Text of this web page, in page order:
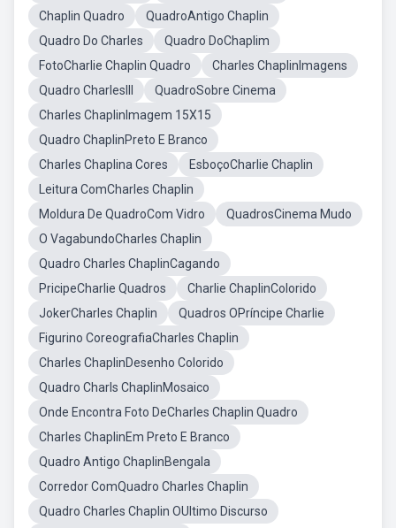
Chaplin Quadro
QuadroAntigo Chaplin
Quadro Do Charles
Quadro DoChaplim
FotoCharlie Chaplin Quadro
Charles ChaplinImagens
Quadro CharlesIII
QuadroSobre Cinema
Charles ChaplinImagem 15X15
Quadro ChaplinPreto E Branco
Charles Chaplina Cores
EsboçoCharlie Chaplin
Leitura ComCharles Chaplin
Moldura De QuadroCom Vidro
QuadrosCinema Mudo
O VagabundoCharles Chaplin
Quadro Charles ChaplinCagando
PricipeCharlie Quadros
Charlie ChaplinColorido
JokerCharles Chaplin
Quadros OPríncipe Charlie
Figurino CoreografiaCharles Chaplin
Charles ChaplinDesenho Colorido
Quadro Charls ChaplinMosaico
Onde Encontra Foto DeCharles Chaplin Quadro
Charles ChaplinEm Preto E Branco
Quadro Antigo ChaplinBengala
Corredor ComQuadro Charles Chaplin
Quadro Charles Chaplin OUltimo Discurso